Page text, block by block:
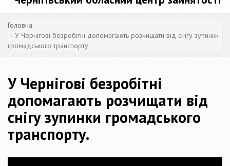
Головна
У Чернігові безробітні допомагають розчищати від снігу зупинки
громадського транспорту.
У Чернігові безробітні
допомагають розчищати від
снігу зупинки громадського
транспорту.